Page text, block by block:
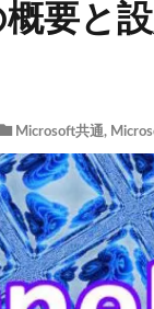
概要と
Microsoft共通,